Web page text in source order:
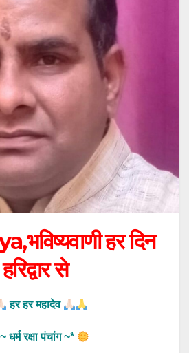
हर दिन
हरिद्वार से
हर हर महादेव
धर्म रक्षा पंचांग ~*